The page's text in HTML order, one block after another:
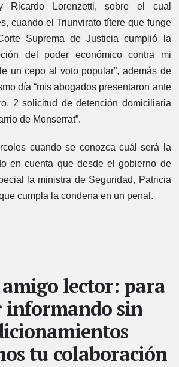
Ricardo Lorenzetti, sobre el cual
cuando el Triunvirato títere que funge
Suprema de Justicia cumplió la
del poder económico contra mi
un cepo al voto popular”, además de
día “mis abogados presentaron ante
2 solicitud de detención domiciliaria
de Monserrat”.
cuando se conozca cuál será la
en cuenta que desde el gobierno de
la ministra de Seguridad, Patricia
cumpla la condena en un penal.
lector: para
informando sin
tu colaboración